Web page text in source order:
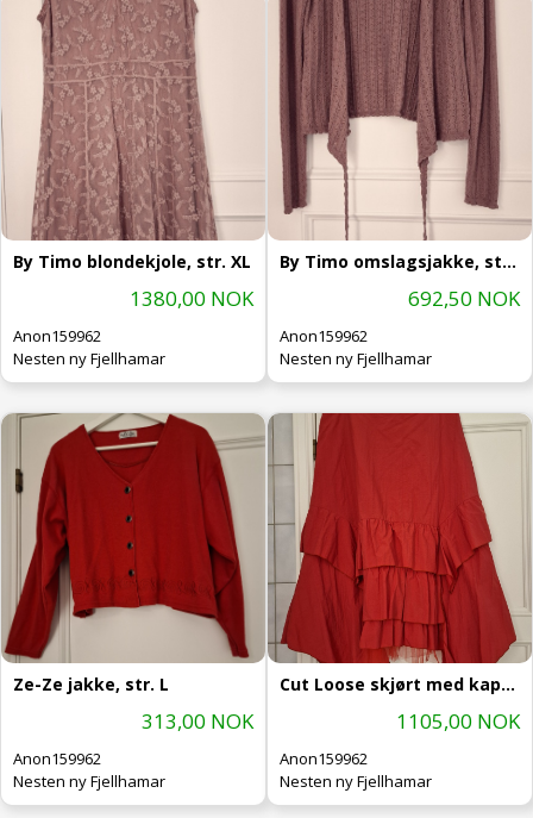
By Timo blondekjole, str. XL
1380,00 NOK
Anon159962
Nesten ny Fjellhamar
By Timo omslagsjakke, str. XL
692,50 NOK
Anon159962
Nesten ny Fjellhamar
Ze-Ze jakke, str. L
313,00 NOK
Anon159962
Nesten ny Fjellhamar
Cut Loose skjørt med kapper, str. L
1105,00 NOK
Anon159962
Nesten ny Fjellhamar